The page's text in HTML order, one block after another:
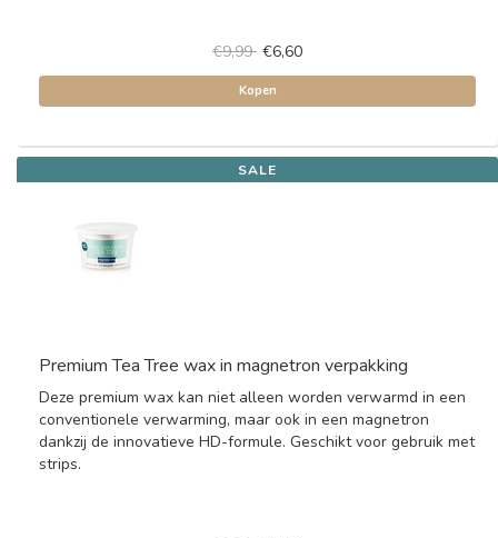
€9,99 €6,60
Kopen
SALE
Premium Tea Tree wax in magnetron verpakking
Deze premium wax kan niet alleen worden verwarmd in een
conventionele verwarming, maar ook in een magnetron
dankzij de innovatieve HD-formule. Geschikt voor gebruik met
strips.